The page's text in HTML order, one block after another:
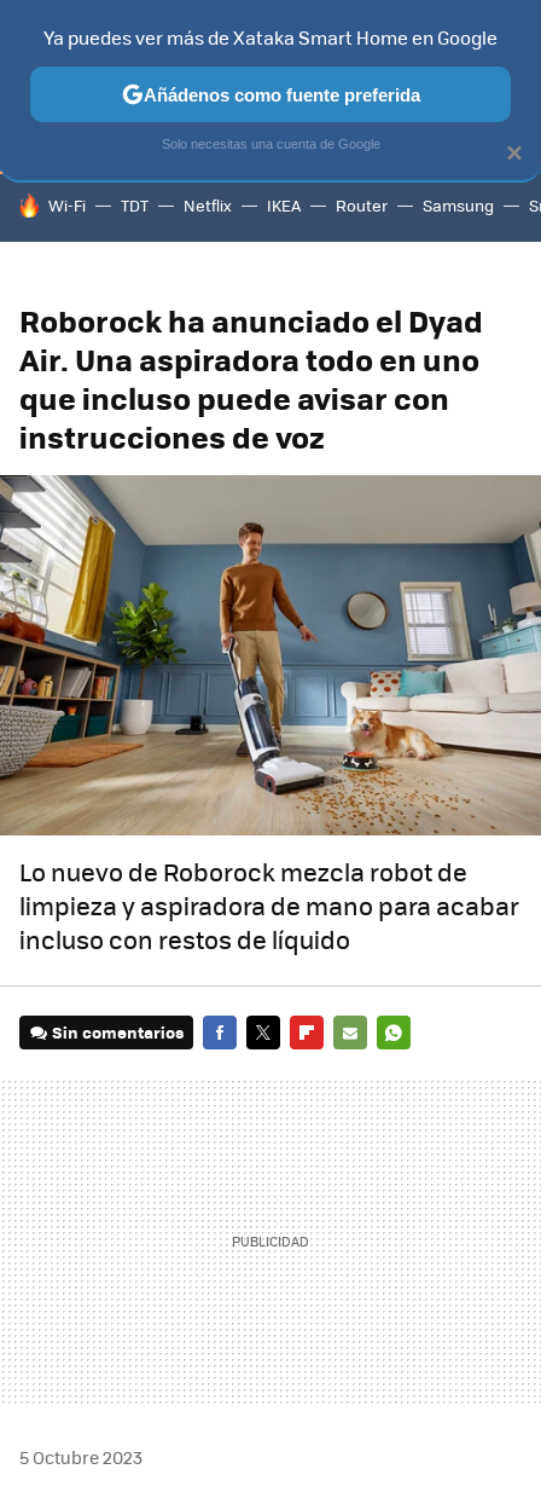
TELEVISORES CONTENIDOS SMART TV SELECCIÓN
HOY SE HABLA DE
Wi-Fi TDT Netflix IKEA Router Samsung
Roborock ha anunciado el Dyad
Air. Una aspiradora todo en uno
que incluso puede avisar con
instrucciones de voz
Lo nuevo de Roborock mezcla robot de
limpieza y aspiradora de mano para acabar
incluso con restos de líquido
Sin comentarios
MAIL
5 Octubre 2023
×
Ya puedes ver más de Xataka Smart Home en Google
Añádenos como fuente preferida
Solo necesitas una cuenta de Google